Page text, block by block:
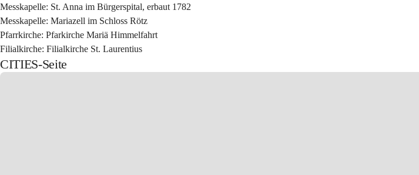
Messkapelle: St. Anna im Bürgerspital, erbaut 1782
Messkapelle: Mariazell im Schloss Rötz
Pfarrkirche: Pfarkirche Mariä Himmelfahrt
Filialkirche: Filialkirche St. Laurentius
CITIES-Seite